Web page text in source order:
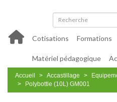
Cotisations Formations
Matériel pédagogique
Accueil Accastillage
Polybottle (10L) GM001